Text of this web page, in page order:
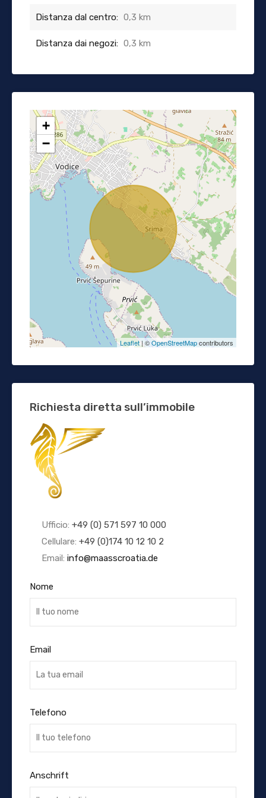
Distanza dal centro: 0,3 km
Distanza dai negozi: 0,3 km
+
−
Leaflet| ©OpenStreetMapcontributors
Richiesta diretta sull’immobile
Ufficio: +49 (0) 571 597 10 000
Cellulare: +49 (0)174 10 12 10 2
Email: info@maasscroatia.de
Nome
Email
Telefono
Anschrift